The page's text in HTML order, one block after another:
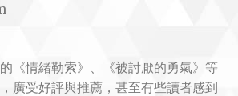
《情緒勒索》、《被討厭的勇氣》等
廣受好評與推薦，甚至有些讀者感到